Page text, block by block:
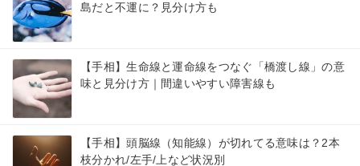
島だと不運に？見分け方も
【手相】生命線と運命線をつなぐ「橋渡し線」の意
味と見分け方｜間違いやすい障害線も
【手相】頭脳線（知能線）が切れてる意味は？2本
枝分かれ/左手/上など状況別